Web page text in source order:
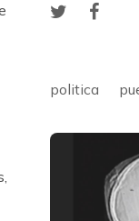
politica